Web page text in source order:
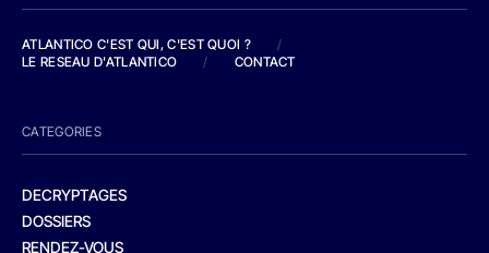
ATLANTICO C'EST QUI, C'EST QUOI ?
/
LE RESEAU D'ATLANTICO
/ CONTACT
CATEGORIES
DECRYPTAGES
DOSSIERS
RENDEZ-VOUS